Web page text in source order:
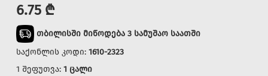
6.75 ₾
თბილისში მიწოდება 3 სამუშაო საათში
საქონლის კოდი: 1610-2323
1 შეფუთვა: 1 ცალი